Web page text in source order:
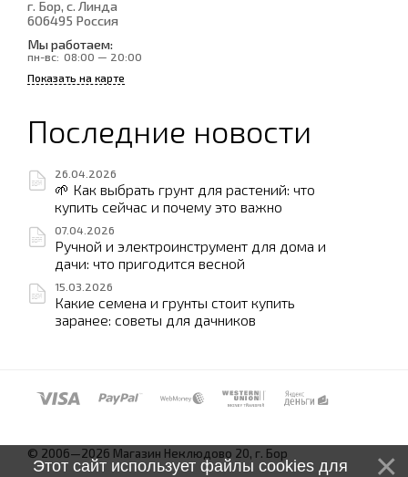
г. Бор, с. Линда
606495 Россия
Мы работаем:
пн-вс: 08:00 — 20:00
Показать на карте
Последние новости
26.04.2026
🌱 Как выбрать грунт для растений: что
купить сейчас и почему это важно
07.04.2026
Ручной и электроинструмент для дома и
дачи: что пригодится весной
15.03.2026
Какие семена и грунты стоит купить
заранее: советы для дачников
© 2006—2026 Магазин Неклюдово 20, г. Бор
Этот сайт использует файлы cookies для